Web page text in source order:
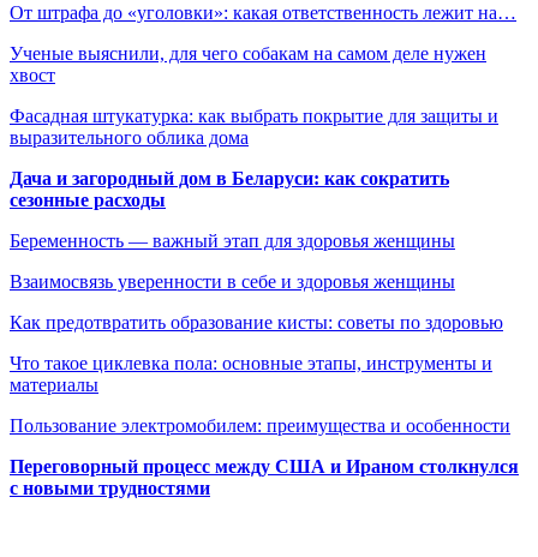
От штрафа до «уголовки»: какая ответственность лежит на…
Ученые выяснили, для чего собакам на самом деле нужен
хвост
Фасадная штукатурка: как выбрать покрытие для защиты и
выразительного облика дома
Дача и загородный дом в Беларуси: как сократить
сезонные расходы
Беременность — важный этап для здоровья женщины
Взаимосвязь уверенности в себе и здоровья женщины
Как предотвратить образование кисты: советы по здоровью
Что такое циклевка пола: основные этапы, инструменты и
материалы
Пользование электромобилем: преимущества и особенности
Переговорный процесс между США и Ираном столкнулся
с новыми трудностями